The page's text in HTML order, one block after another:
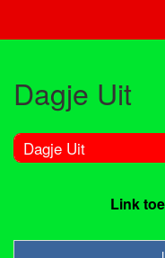
Dagje Uit
Dagje Uit
Link